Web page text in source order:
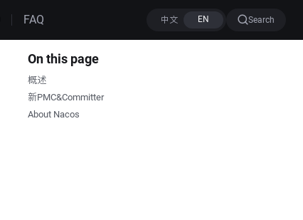
FAQ Search
On this page
概述
新PMC&Committer
About Nacos